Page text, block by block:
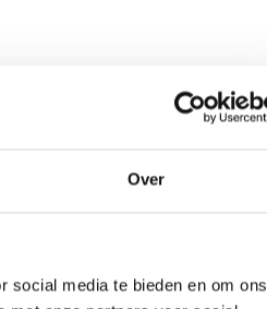
Over
social media te bieden en om ons